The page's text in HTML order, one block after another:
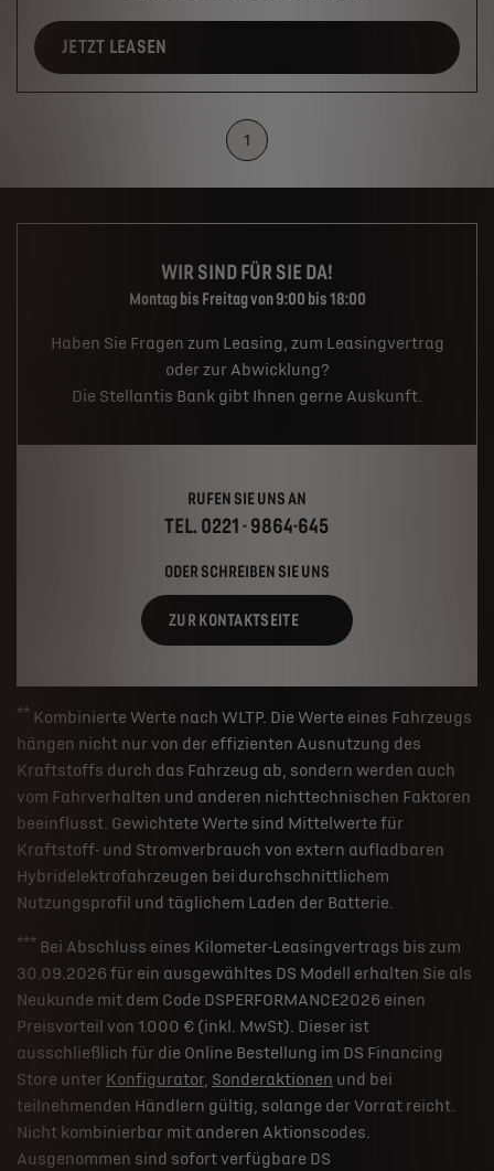
JETZT LEASEN
1
WIR SIND FÜR SIE DA!
Montag bis Freitag von 9:00 bis 18:00
Haben Sie Fragen zum Leasing, zum Leasingvertrag
oder zur Abwicklung?
Die Stellantis Bank gibt Ihnen gerne Auskunft.
RUFEN SIE UNS AN
TEL. 0221 - 9864-645
ODER SCHREIBEN SIE UNS
ZUR KONTAKTSEITE
** Kombinierte Werte nach WLTP. Die Werte eines Fahrzeugs
hängen nicht nur von der effizienten Ausnutzung des
Kraftstoffs durch das Fahrzeug ab, sondern werden auch
vom Fahrverhalten und anderen nichttechnischen Faktoren
beeinflusst. Gewichtete Werte sind Mittelwerte für
Kraftstoff- und Stromverbrauch von extern aufladbaren
Hybridelektrofahrzeugen bei durchschnittlichem
Nutzungsprofil und täglichem Laden der Batterie.
*** Bei Abschluss eines Kilometer-Leasingvertrags bis zum
30.09.2026 für ein ausgewähltes DS Modell erhalten Sie als
Neukunde mit dem Code DSPERFORMANCE2026 einen
Preisvorteil von 1.000 € (inkl. MwSt). Dieser ist
ausschließlich für die Online Bestellung im DS Financing
Store unter Konfigurator, Sonderaktionen und bei
teilnehmenden Händlern gültig, solange der Vorrat reicht.
Nicht kombinierbar mit anderen Aktionscodes.
Ausgenommen sind sofort verfügbare DS